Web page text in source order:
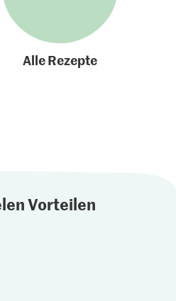
Alle Rezepte
Vorteilen